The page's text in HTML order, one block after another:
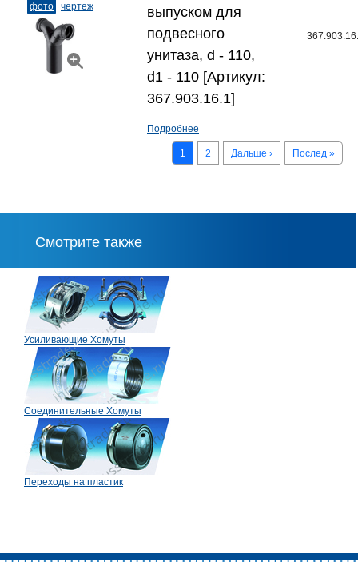
фото чертеж
выпуском для
подвесного
унитаза, d - 110,
d1 - 110 [Артикул:
367.903.16.1]
Подробнее
1 2 Дальше › Послед »
Смотрите также
Усиливающие Хомуты
Соединительные Хомуты
Переходы на пластик